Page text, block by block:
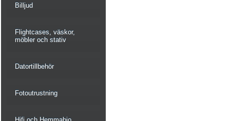
Billjud
Flightcases, väskor,
möbler och stativ
Datortillbehör
Fotoutrustning